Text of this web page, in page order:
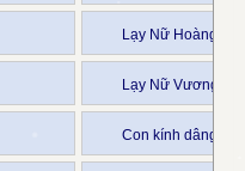
Lạy Nữ Hoàng
Lạy Nữ Vương
Con kính dâng